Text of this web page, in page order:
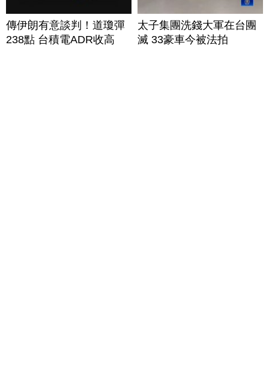
傳伊朗有意談判！道瓊彈
238點 台積電ADR收高
太子集團洗錢大軍在台團
滅 33豪車今被法拍